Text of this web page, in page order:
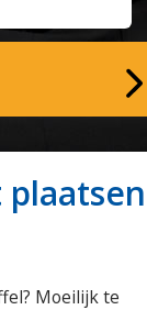
Moeilijk te